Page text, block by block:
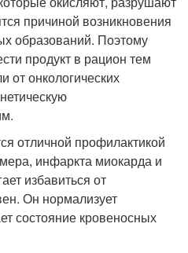
причиной возникновения
образований. Поэтому
продукт в рацион тем
от онкологических
отличной профилактикой
инфаркта миокарда и
избавиться от
Он нормализует
состояние кровеносных